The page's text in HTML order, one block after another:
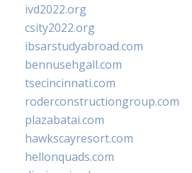
ivd2022.org
csity2022.org
ibsarstudyabroad.com
bennusehgall.com
tsecincinnati.com
roderconstructiongroup.com
plazabatai.com
hawkscayresort.com
hellonquads.com